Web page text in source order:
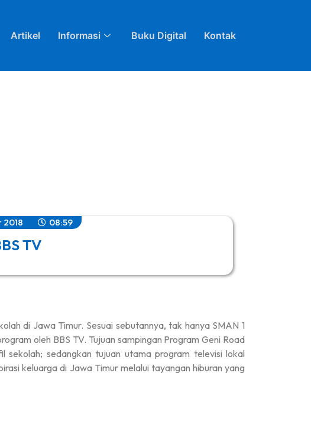
Artikel Informasi Buku Digital Kontak
2018 08:59
TV
di Jawa Timur. Sesuai sebutannya, tak hanya SMAN 1
oleh BBS TV. Tujuan sampingan Program Geni Road
sedangkan tujuan utama program televisi lokal
keluarga di Jawa Timur melalui tayangan hiburan yang